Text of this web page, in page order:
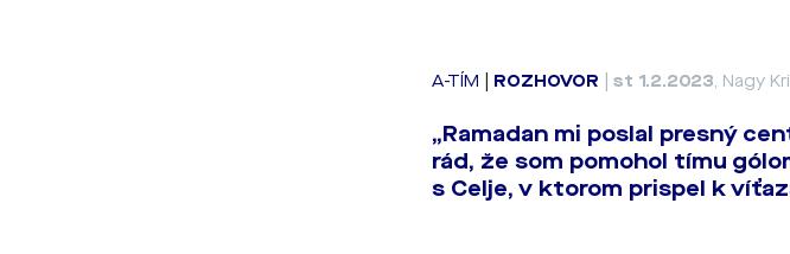
A-TÍM ROZHOVOR |st 1.2.2023, Nagy
„Ramadan mi poslal presný
rád, že som pomohol tímu
s Celje, v ktorom prispel k